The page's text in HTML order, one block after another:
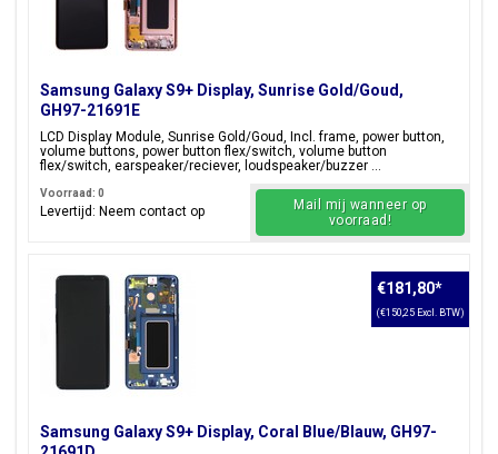
Samsung Galaxy S9+ Display, Sunrise Gold/Goud,
GH97-21691E
LCD Display Module, Sunrise Gold/Goud, Incl. frame, power button,
volume buttons, power button flex/switch, volume button
flex/switch, earspeaker/reciever, loudspeaker/buzzer ...
Voorraad: 0
Levertijd: Neem contact op
Mail mij wanneer op
voorraad!
Samsung Galaxy S9+ Display, Coral Blue/Blauw, GH97-
€181,80*
(€150,25 Excl. BTW)